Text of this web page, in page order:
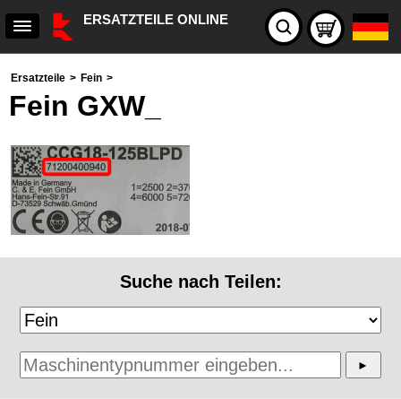
ERSATZTEILE ONLINE
Ersatzteile > Fein >
Fein GXW_
Suche nach Teilen: